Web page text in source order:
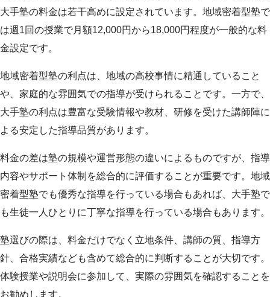
大手塾の料金は若干高めに設定されています。地域密着型塾で
は週1回の授業で月額12,000円から18,000円程度が一般的な料
金設定です。
地域密着型塾の利点は、地域の高校事情に精通していること
や、家庭的な雰囲気での指導が受けられることです。一方で、
大手塾の利点は豊富な受験情報や教材、研修を受けた講師陣に
よる安定した指導品質があります。
料金の差は塾の規模や運営形態の違いによるものですが、指導
内容やサポート体制を総合的に評価することが重要です。地域
密着型塾でも優秀な指導を行っている場合もあれば、大手塾で
も生徒一人ひとりに丁寧な指導を行っている場合もあります。
塾選びの際は、料金だけでなく立地条件、講師の質、指導方
針、合格実績なども含めて総合的に判断することが大切です。
体験授業や説明会に参加して、実際の雰囲気を確認することを
お勧めします。